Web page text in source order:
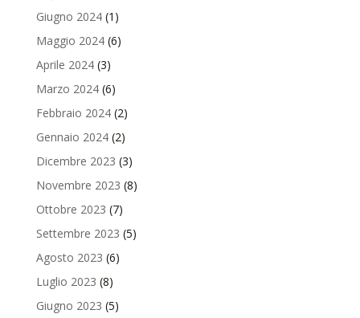
Giugno 2024(1)
Maggio 2024(6)
Aprile 2024(3)
Marzo 2024(6)
Febbraio 2024(2)
Gennaio 2024(2)
Dicembre 2023 (3)
Novembre 2023 (8)
Ottobre 2023 (7)
Settembre 2023 (5)
Agosto 2023 (6)
Luglio 2023 (8)
Giugno 2023 (5)